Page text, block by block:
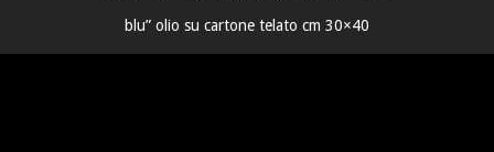
blu” olio su cartone telato cm 30×40